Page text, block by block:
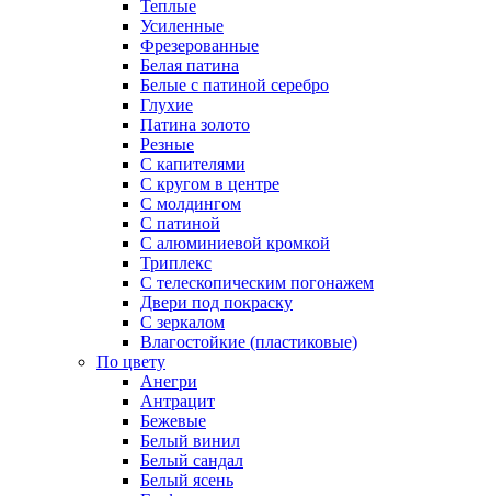
Теплые
Усиленные
Фрезерованные
Белая патина
Белые с патиной серебро
Глухие
Патина золото
Резные
С капителями
С кругом в центре
С молдингом
С патиной
С алюминиевой кромкой
Триплекс
С телескопическим погонажем
Двери под покраску
С зеркалом
Влагостойкие (пластиковые)
По цвету
Анегри
Антрацит
Бежевые
Белый винил
Белый сандал
Белый ясень